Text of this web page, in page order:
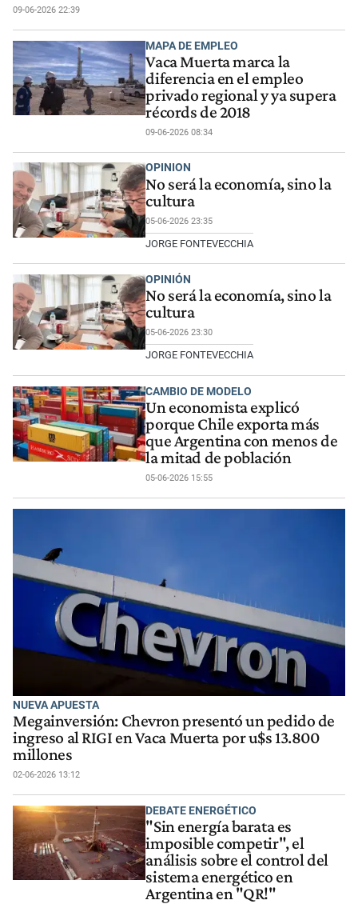
09-06-2026 22:39
MAPA DE EMPLEO
Vaca Muerta marca la
diferencia en el empleo
privado regional y ya supera
récords de 2018
09-06-2026 08:34
OPINION
No será la economía, sino la
cultura
05-06-2026 23:35
JORGE FONTEVECCHIA
OPINIÓN
No será la economía, sino la
cultura
05-06-2026 23:30
JORGE FONTEVECCHIA
CAMBIO DE MODELO
Un economista explicó
porque Chile exporta más
que Argentina con menos de
la mitad de población
05-06-2026 15:55
NUEVA APUESTA
Megainversión: Chevron presentó un pedido de
ingreso al RIGI en Vaca Muerta por u$s 13.800
millones
02-06-2026 13:12
DEBATE ENERGÉTICO
"Sin energía barata es
imposible competir", el
análisis sobre el control del
sistema energético en
Argentina en "QR!"